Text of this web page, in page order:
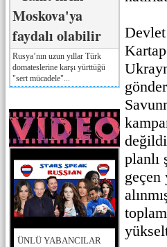
Moskova'ya
faydalı olabilir
Rusya’nın uzun yıllar Türk
domateslerine karşı yürttüğü
"sert mücadele"...
ÜNLÜ YABANCILAR
planlı
geçen